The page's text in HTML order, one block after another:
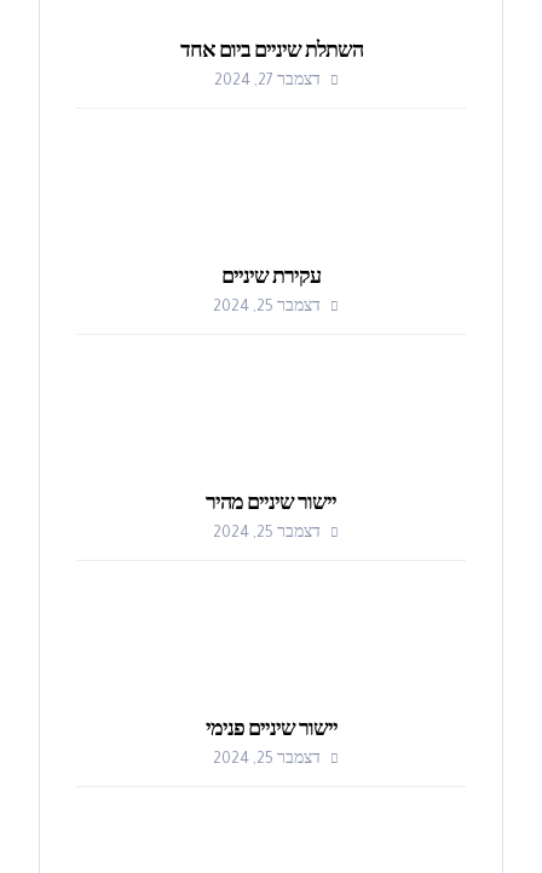
השתלת שיניים ביום אחד
דצמבר 27, 2024
עקירת שיניים
דצמבר 25, 2024
יישור שיניים מהיר
דצמבר 25, 2024
יישור שיניים פנימי
דצמבר 25, 2024